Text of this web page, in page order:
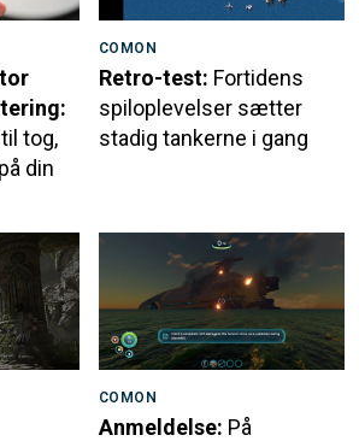
tog,
din
COMON
Retro-test: Fortidens
spiloplevelser sætter
stadig tankerne i gang
COMON
Anmeldelse: På